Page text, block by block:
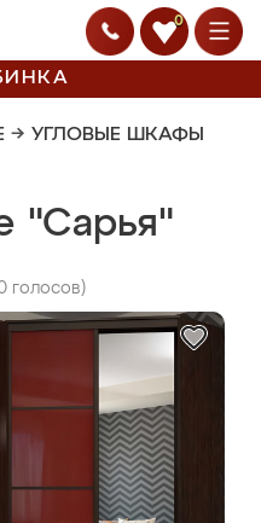
0
→ УГЛОВЫЕ ШКАФЫ
"Сарья"
голосов)